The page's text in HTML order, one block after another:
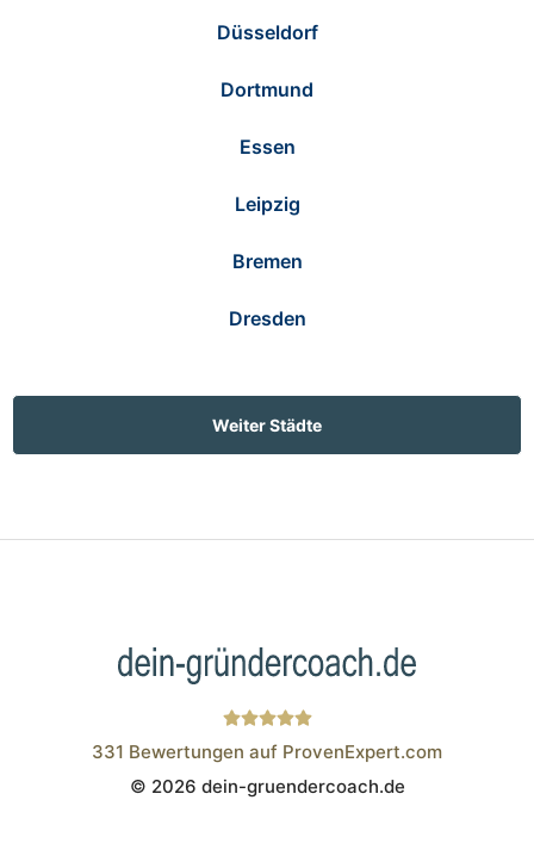
Düsseldorf
Dortmund
Essen
Leipzig
Bremen
Dresden
Weiter Städte
Wistor GmbH
331 Bewertungen auf ProvenExpert.com
© 2026 dein-gruendercoach.de